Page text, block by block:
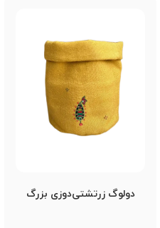
دولوگ زرتشتی‌دوزی بزرگ